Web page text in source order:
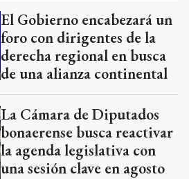
El Gobierno encabezará un
foro con dirigentes de la
derecha regional en busca
de una alianza continental
La Cámara de Diputados
bonaerense busca reactivar
la agenda legislativa con
una sesión clave en agosto